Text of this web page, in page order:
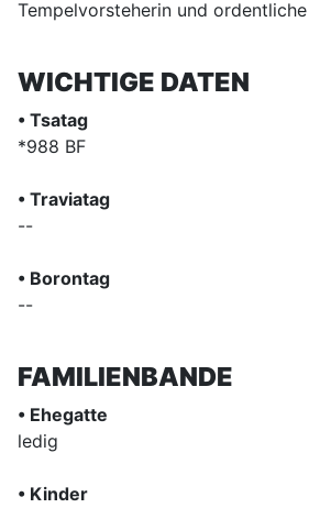
Tempelvorsteherin und
WICHTIGE DATEN
• Tsatag
*988 BF
• Traviatag
--
• Borontag
--
FAMILIENBANDE
• Ehegatte
ledig
• Kinder